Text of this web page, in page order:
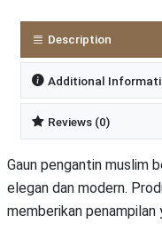
Description
Additional
Reviews (0)
Gaun pengantin muslim
elegan dan modern.
memberikan penampilan